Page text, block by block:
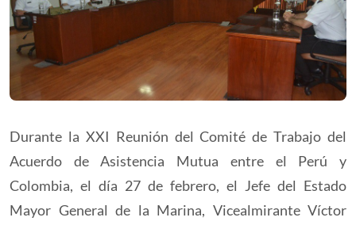
Durante la XXI Reunión del Comité de Trabajo del
Acuerdo de Asistencia Mutua entre el Perú y
Colombia, el día 27 de febrero, el Jefe del Estado
Mayor General de la Marina, Vicealmirante Víctor